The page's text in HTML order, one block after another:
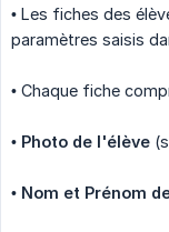
• Les fiches des
paramètres saisis
• Chaque fiche
• Photo de l'élève
• Nom et Prénom